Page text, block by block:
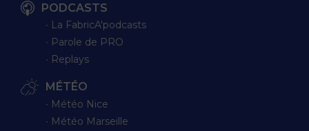
PODCASTS
∙ La FabricA'podcasts
∙ Parole de PRO
∙ Replays
MÉTÉO
∙ Météo Nice
∙ Météo Marseille